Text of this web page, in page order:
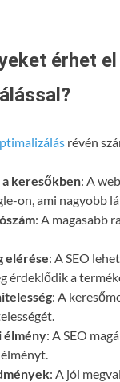
érhet
révén
a keresőkben: A
on, ami nagyobb
: A magasabb
elérése: A SEO
érdeklődik a
: A
élmény: A SEO
: A jól